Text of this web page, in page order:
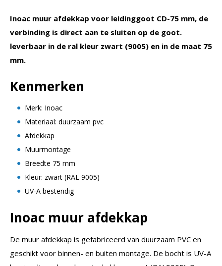
Inoac muur afdekkap voor leidinggoot CD-75 mm, de
verbinding is direct aan te sluiten op de goot.
leverbaar in de ral kleur zwart (9005) en in de maat 75
mm.
Kenmerken
Merk: Inoac
Materiaal: duurzaam pvc
Afdekkap
Muurmontage
Breedte 75 mm
Kleur: zwart (RAL 9005)
UV-A bestendig
Inoac muur afdekkap
De muur afdekkap is gefabriceerd van duurzaam PVC en
geschikt voor binnen- en buiten montage. De bocht is UV-A